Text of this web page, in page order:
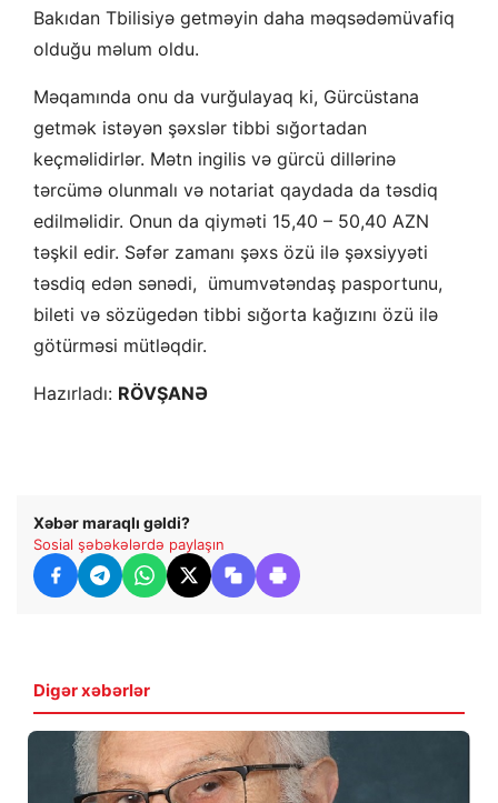
Bakıdan Tbilisiyə getməyin daha məqsədəmüvafiq
olduğu məlum oldu.
Məqamında onu da vurğulayaq ki, Gürcüstana
getmək istəyən şəxslər tibbi sığortadan
keçməlidirlər. Mətn ingilis və gürcü dillərinə
tərcümə olunmalı və notariat qaydada da təsdiq
edilməlidir. Onun da qiyməti 15,40 – 50,40 AZN
təşkil edir. Səfər zamanı şəxs özü ilə şəxsiyyəti
təsdiq edən sənədi, ümumvətəndaş pasportunu,
bileti və sözügedən tibbi sığorta kağızını özü ilə
götürməsi mütləqdir.
Hazırladı: RÖVŞANƏ
Xəbər maraqlı gəldi?
Sosial şəbəkələrdə paylaşın
Digər xəbərlər